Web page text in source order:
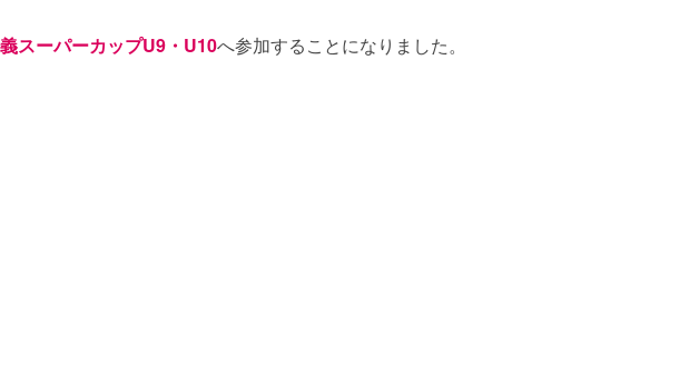
スーパーカップU9・U10へ参加することになりました。